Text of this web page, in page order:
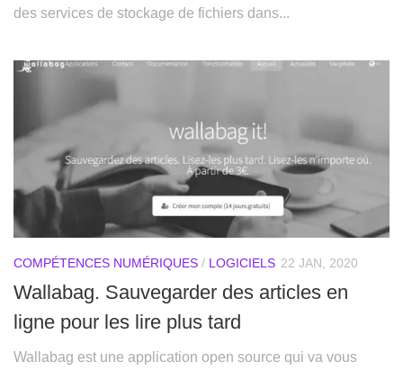
des services de stockage de fichiers dans...
COMPÉTENCES NUMÉRIQUES / LOGICIELS 22 JAN, 2020
Wallabag. Sauvegarder des articles en
ligne pour les lire plus tard
Wallabag est une application open source qui va vous